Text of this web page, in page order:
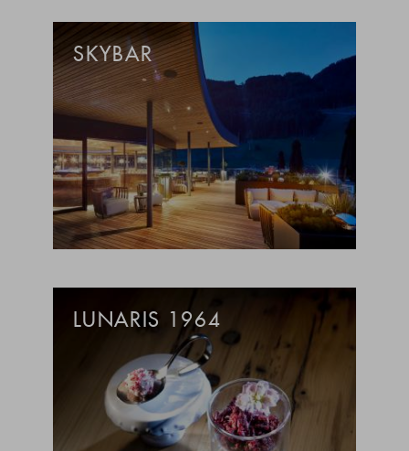
SKYBAR
LUNARIS 1964